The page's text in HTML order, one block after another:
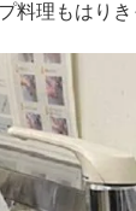
料理もはり